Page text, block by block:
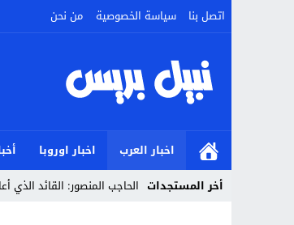
اتصل بنا سياسة الخصوصية من نحن
اخبار العرب اخبار اوروبا
أخر المستجدات الحاجب المنصور: القائد